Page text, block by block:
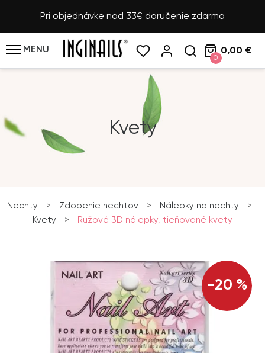
Pri objednávke nad 33€ doručenie zdarma
MENU
0
0,00 €
Kvety
Nechty > Zdobenie nechtov > Nálepky na nechty
>
Kvety
> Ružové 3D nálepky, tieňované kvety
-20 %